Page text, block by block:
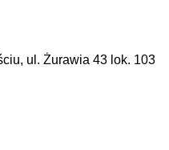
ul. Żurawia 43 lok. 103